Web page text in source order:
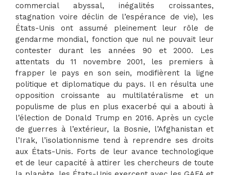
commercial abyssal, inégalités croissantes,
stagnation voire déclin de l’espérance de vie), les
États-Unis ont assumé pleinement leur rôle de
gendarme mondial, fonction que nul ne pouvait leur
contester durant les années 90 et 2000. Les
attentats du 11 novembre 2001, les premiers à
frapper le pays en son sein, modifièrent la ligne
politique et diplomatique du pays. Il en résulta une
opposition croissante au multilatéralisme et un
populisme de plus en plus exacerbé qui a abouti à
l’élection de Donald Trump en 2016. Après un cycle
de guerres à l’extérieur, la Bosnie, l’Afghanistan et
l’Irak, l’isolationnisme tend à reprendre ses droits
aux États-Unis. Forts de leur avance technologique
et de leur capacité à attirer les chercheurs de toute